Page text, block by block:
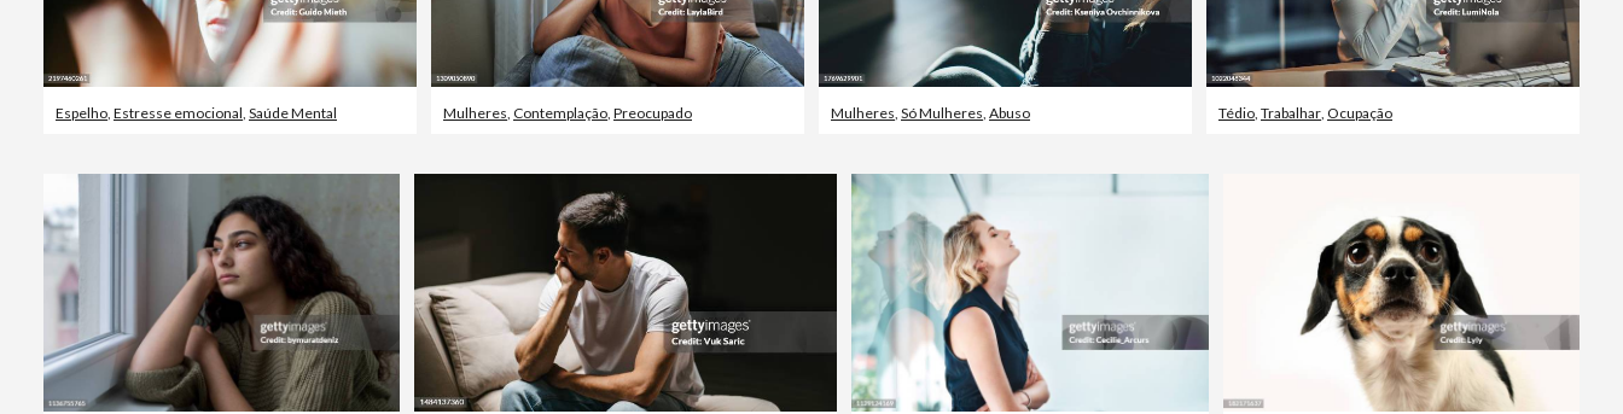
Espelho, Estresse emocional, Saúde Mental Mulheres, Contemplação, Preocupado Mulheres, Só Mulheres, Abuso Tédio, Trabalhar, Ocupação